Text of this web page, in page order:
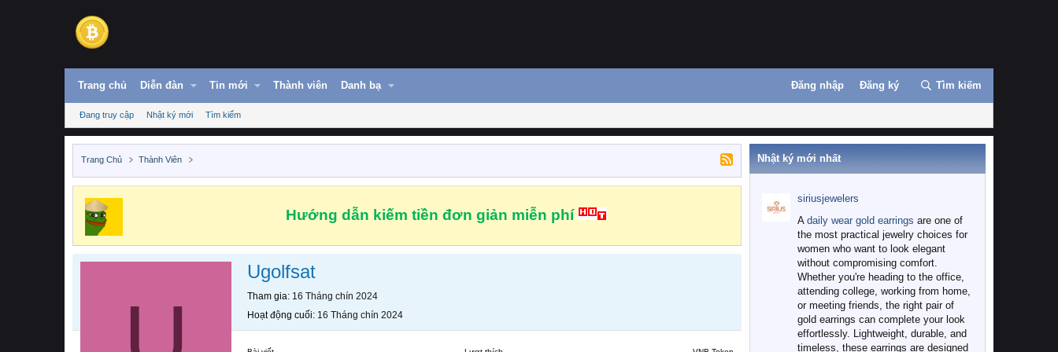
Trang chủ Diễn đàn Tin mới Thành viên Danh bạ Đăng nhập Đăng ký Tìm kiếm
Đang truy cập Nhật ký mới Tìm kiếm
Trang Chủ Thành Viên
Hướng dẫn kiếm tiền đơn giản miễn phí
Ugolfsat
Tham gia 16 Tháng chín 2024
Hoạt động cuối 16 Tháng chín 2024
Nhật ký mới nhất
siriusjewelers
A daily wear gold earrings are one of
the most practical jewelry choices for
women who want to look elegant
without compromising comfort.
Whether you're heading to the office,
attending college, working from home,
or meeting friends, the right pair of
gold earrings can complete your look
effortlessly. Lightweight, durable, and
timeless, these earrings are designed